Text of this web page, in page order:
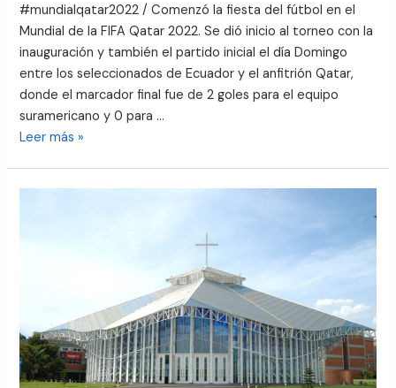
#mundialqatar2022 / Comenzó la fiesta del fútbol en el
Mundial de la FIFA Qatar 2022. Se dió inicio al torneo con la
inauguración y también el partido inicial el día Domingo
entre los seleccionados de Ecuador y el anfitrión Qatar,
donde el marcador final fue de 2 goles para el equipo
suramericano y 0 para …
Leer más »